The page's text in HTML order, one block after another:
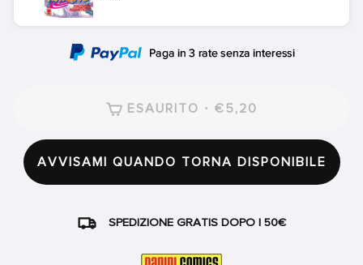
ESAURITO · €5,20
AVVISAMI QUANDO TORNA DISPONIBILE
SPEDIZIONE GRATIS DOPO I 50€